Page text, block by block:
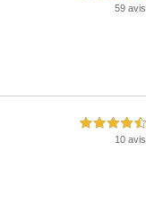
59 avis
4,5 étoiles sur 5
10 avis